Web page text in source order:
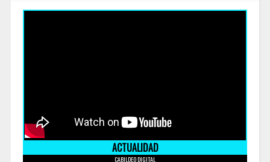
ACTUALIDAD
CABILDEO DIGITAL